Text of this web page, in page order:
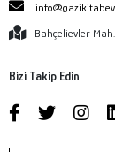
Bahçelievler
Bizi Takip Edin